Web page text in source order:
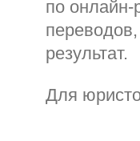
по
результат.
Для